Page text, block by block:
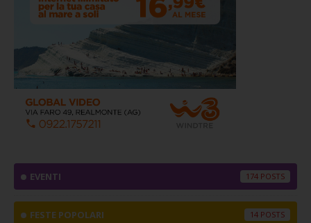
EVENTI 174
FESTE POPOLARI 14